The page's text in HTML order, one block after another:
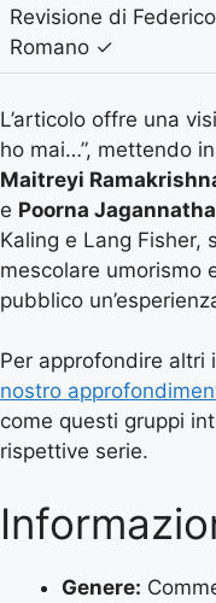
Revisione di Federico
Romano ✓
L’articolo offre una
ho mai…”, mettendo
Maitreyi
e Poorna
Kaling e Lang Fisher,
mescolare umorismo
pubblico
Per approfondire altri
nostro
come questi gruppi
rispettive serie.
Genere: